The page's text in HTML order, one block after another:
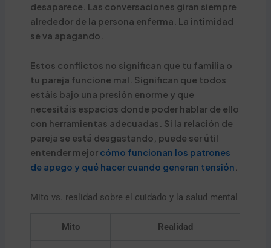
desaparece. Las conversaciones giran siempre
alrededor de la persona enferma. La intimidad
se va apagando.
Estos conflictos no significan que tu familia o
tu pareja funcione mal. Significan que todos
estáis bajo una presión enorme y que
necesitáis espacios donde poder hablar de ello
con herramientas adecuadas. Si la relación de
pareja se está desgastando, puede ser útil
entender mejor cómo funcionan los patrones
de apego y qué hacer cuando generan tensión
Mito vs. realidad sobre el cuidado y la salud mental
Mito Realidad